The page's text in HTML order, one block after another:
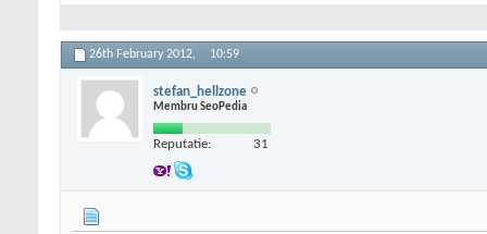
26th February 2012, 10:59
stefan_hellzone
Membru SeoPedia
Reputatie: 31